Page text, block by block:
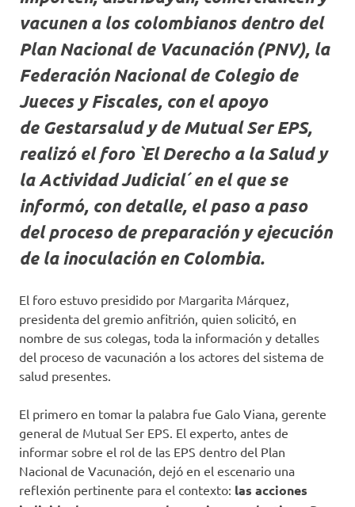
vacunen a los colombianos dentro del
Plan Nacional de Vacunación (PNV), la
Federación Nacional de Colegio de
Jueces y Fiscales, con el apoyo
de Gestarsalud y de Mutual Ser EPS,
realizó el foro `El Derecho a la Salud y
la Actividad Judicial´ en el que se
informó, con detalle, el paso a paso
del proceso de preparación y ejecución
de la inoculación en Colombia.
El foro estuvo presidido por Margarita Márquez,
presidenta del gremio anfitrión, quien solicitó, en
nombre de sus colegas, toda la información y detalles
del proceso de vacunación a los actores del sistema de
salud presentes.
El primero en tomar la palabra fue Galo Viana, gerente
general de Mutual Ser EPS. El experto, antes de
informar sobre el rol de las EPS dentro del Plan
Nacional de Vacunación, dejó en el escenario una
reflexión pertinente para el contexto: las acciones